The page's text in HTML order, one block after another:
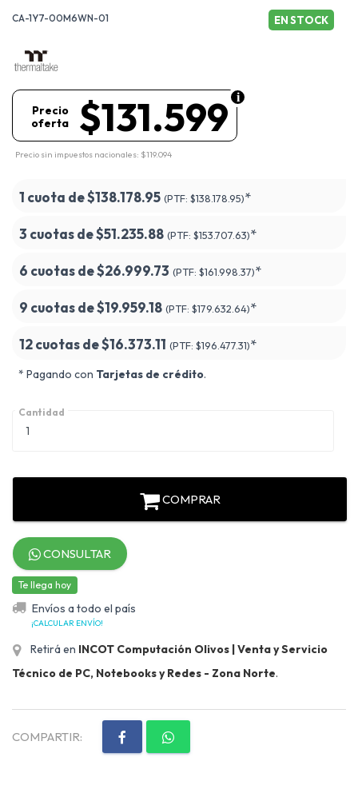
CA-1Y7-00M6WN-01 EN STOCK
$131.599
Precio
oferta
Precio sin impuestos nacionales: $119.094
1 cuota de$138.178.95 (PTF: $138.178.95)*
3 cuotas de$51.235.88 (PTF: $153.707.63)*
6 cuotas de$26.999.73 (PTF: $161.998.37)*
9 cuotas de$19.959.18 (PTF: $179.632.64)*
12 cuotas de$16.373.11 (PTF: $196.477.31)*
* Pagando con Tarjetas de crédito.
Cantidad
COMPRAR
CONSULTAR
Te llega hoy
Envíos a todo el país
¡CALCULAR ENVÍO!
Retirá en INCOT Computación Olivos | Venta y Servicio
Técnico de PC, Notebooks y Redes - Zona Norte.
COMPARTIR: